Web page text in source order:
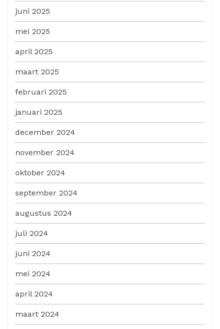
juni 2025
mei 2025
april 2025
maart 2025
februari 2025
januari 2025
december 2024
november 2024
oktober 2024
september 2024
augustus 2024
juli 2024
juni 2024
mei 2024
april 2024
maart 2024